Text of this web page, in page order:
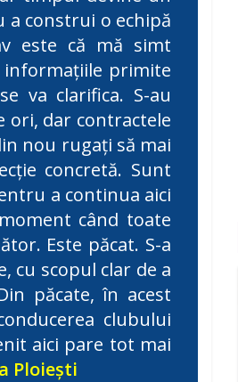
a construi o echipă
este că mă simt
primite
va clarifica. S-au
dar contractele
nou rugați să mai
concretă. Sunt
a continua aici
când toate
Este păcat. S-a
cu scopul clar de a
păcate, în acest
clubului
aici pare tot mai
Ploiești